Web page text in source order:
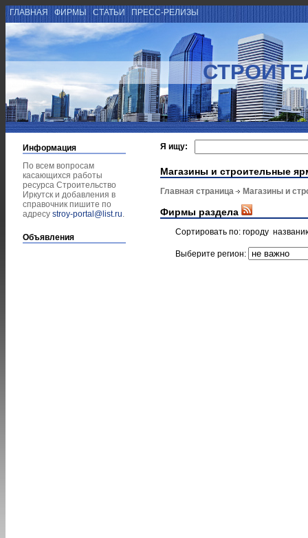
ГЛАВНАЯ ФИРМЫ СТАТЬИ ПРЕСС-РЕЛИЗЫ
Информация
По всем вопросам
касающихся работы
ресурса Строительство
Иркутск и добавления в
справочник пишите по
адресу stroy-portal@list.ru.
Объявления
Я ищу:
Магазины и строительные
Главная страница Магазины и
Фирмы раздела
Сортировать по: городу
Выберите регион: